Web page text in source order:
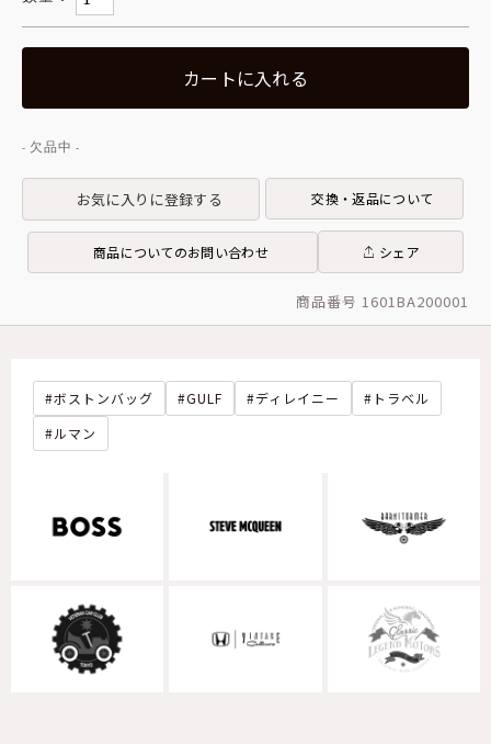
カートに入れる
お気に入りに登録する 交換・返品について
商品についてのお問い合わせ シェア
商品番号 1601BA200001
ボストンバッグ GULF ディレイニー
トラベル
ルマン